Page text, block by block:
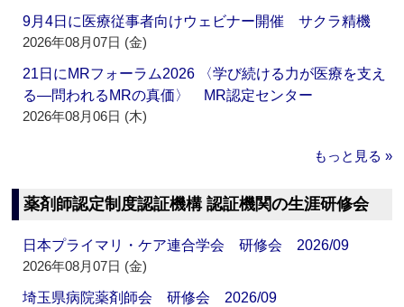
9月4日に医療従事者向けウェビナー開催 サクラ精機
2026年08月07日 (金)
21日にMRフォーラム2026 〈学び続ける力が医療を支え
る―問われるMRの真価〉 MR認定センター
2026年08月06日 (木)
もっと見る »
薬剤師認定制度認証機構 認証機関の生涯研修会
日本プライマリ・ケア連合学会 研修会 2026/09
2026年08月07日 (金)
埼玉県病院薬剤師会 研修会 2026/09